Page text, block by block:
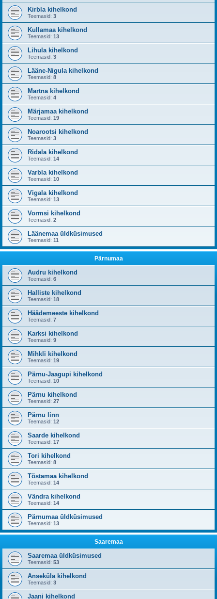
Kirbla kihelkond
Teemasid: 3
Kullamaa kihelkond
Teemasid: 13
Lihula kihelkond
Teemasid: 3
Lääne-Nigula kihelkond
Teemasid: 8
Martna kihelkond
Teemasid: 4
Märjamaa kihelkond
Teemasid: 19
Noarootsi kihelkond
Teemasid: 3
Ridala kihelkond
Teemasid: 14
Varbla kihelkond
Teemasid: 10
Vigala kihelkond
Teemasid: 13
Vormsi kihelkond
Teemasid: 2
Läänemaa üldküsimused
Teemasid: 11
Pärnumaa
Audru kihelkond
Teemasid: 6
Halliste kihelkond
Teemasid: 18
Häädemeeste kihelkond
Teemasid: 7
Karksi kihelkond
Teemasid: 9
Mihkli kihelkond
Teemasid: 19
Pärnu-Jaagupi kihelkond
Teemasid: 10
Pärnu kihelkond
Teemasid: 27
Pärnu linn
Teemasid: 12
Saarde kihelkond
Teemasid: 17
Tori kihelkond
Teemasid: 8
Tõstamaa kihelkond
Teemasid: 14
Vändra kihelkond
Teemasid: 14
Pärnumaa üldküsimused
Teemasid: 13
Saaremaa
Saaremaa üldküsimused
Teemasid: 53
Anseküla kihelkond
Teemasid: 3
Jaani kihelkond